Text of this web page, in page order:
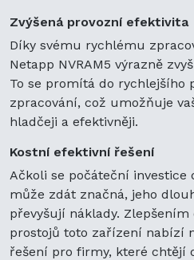
Zvýšená provozní efektivita
Díky svému rychlému
Netapp NVRAM5 výrazně
To se promítá do
zpracování, což umožňuje
hladčeji a efektivněji.
Kostní efektivní řešení
Ačkoli se počáteční investice
může zdát značná, jeho
převyšují náklady.
prostojů toto zařízení nabízí
řešení pro firmy, které chtějí